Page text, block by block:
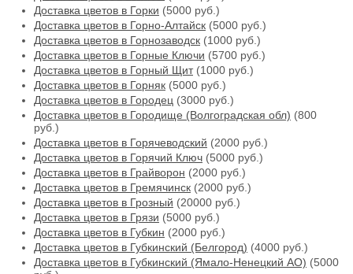
Доставка цветов в Горки (5000 руб.)
Доставка цветов в Горно-Алтайск (5000 руб.)
Доставка цветов в Горнозаводск (1000 руб.)
Доставка цветов в Горные Ключи (5700 руб.)
Доставка цветов в Горный Щит(1000 руб.)
Доставка цветов в Горняк (5000 руб.)
Доставка цветов в Городец (3000 руб.)
Доставка цветов в Городище (Волгоградская обл) (800
руб.)
Доставка цветов в Горячеводский (2000 руб.)
Доставка цветов в Горячий Ключ (5000 руб.)
Доставка цветов в Грайворон (2000 руб.)
Доставка цветов в Гремячинск (2000 руб.)
Доставка цветов в Грозный (20000 руб.)
Доставка цветов в Грязи (5000 руб.)
Доставка цветов в Губкин (2000 руб.)
Доставка цветов в Губкинский (Белгород) (4000 руб.)
Доставка цветов в Губкинский (Ямало-Ненецкий АО) (5000